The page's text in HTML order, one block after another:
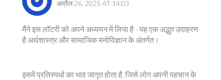
अप्रैल 26, 2025 AT 14:03
मैंने इस लॉटरी को अपने अध्ययन में लिया है - यह एक अद्भुत उदाहरण
है अर्थशास्त्र और सामाजिक मनोविज्ञान के अंतर्गत।
इसमें प्रतिस्पर्धा का भाव जागृत होता है, जिसे लोग अपनी पहचान के